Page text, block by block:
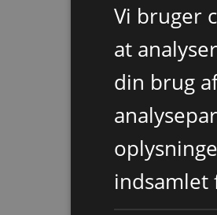
Vi bruger
at
din brug
indsamlet